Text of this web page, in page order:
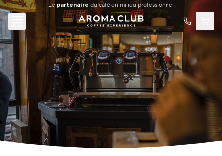
Aller au contenu principal
Le partenaire du café en milieu professionnel